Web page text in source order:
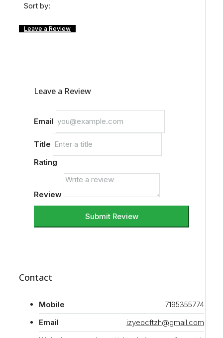
Sort by:
Leave a Review
Leave a Review
Email
Title
Rating
Review
Submit Review
Contact
Mobile
7195355774
Email
izyeocftzh@gmail.com